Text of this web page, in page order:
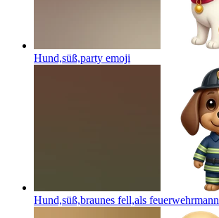
Hund,süß,party emoji
Hund,süß,braunes fell,als feuerwehrmann